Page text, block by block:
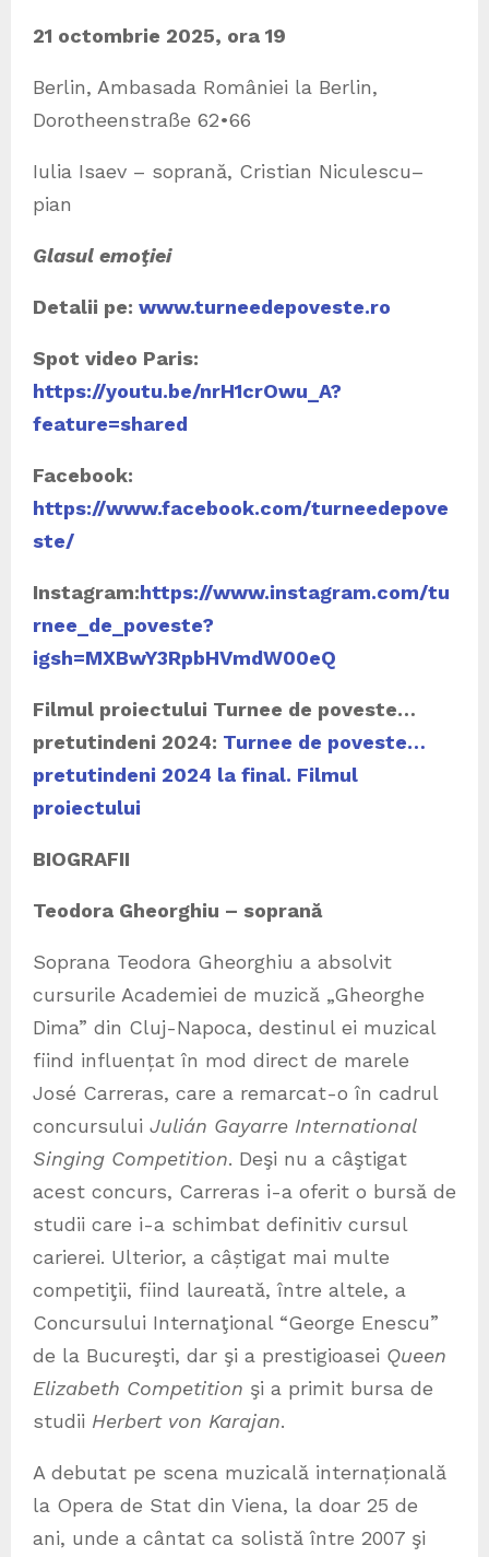
21 octombrie 2025, ora 19
Berlin, Ambasada României la Berlin,
Dorotheenstraße 62•66
Iulia Isaev – soprană, Cristian Niculescu–
pian
Glasul emoţiei
Detalii pe: www.turneedepoveste.ro
Spot video Paris:
https://youtu.be/nrH1crOwu_A?
feature=shared
Facebook:
https://www.facebook.com/turneedepove
ste/
Instagram:https://www.instagram.com/tu
rnee_de_poveste?
igsh=MXBwY3RpbHVmdW00eQ
Filmul proiectului Turnee de poveste…
pretutindeni 2024: Turnee de poveste…
pretutindeni 2024 la final. Filmul
proiectului
BIOGRAFII
Teodora Gheorghiu – soprană
Soprana Teodora Gheorghiu a absolvit
cursurile Academiei de muzică „Gheorghe
Dima” din Cluj-Napoca, destinul ei muzical
fiind influențat în mod direct de marele
José Carreras, care a remarcat-o în cadrul
concursului Julián Gayarre International
Singing Competition. Deşi nu a câştigat
acest concurs, Carreras i-a oferit o bursă de
studii care i-a schimbat definitiv cursul
carierei. Ulterior, a câștigat mai multe
competiţii, fiind laureată, între altele, a
Concursului Internaţional “George Enescu”
de la Bucureşti, dar şi a prestigioasei Queen
Elizabeth Competition şi a primit bursa de
studii Herbert von Karajan.
A debutat pe scena muzicală internațională
la Opera de Stat din Viena, la doar 25 de
ani, unde a cântat ca solistă între 2007 şi